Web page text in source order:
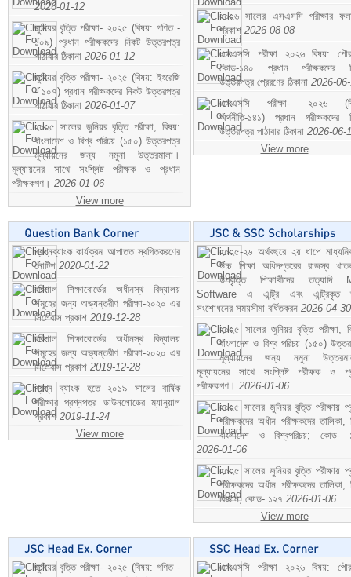
2026-01-12
জুনিয়র বৃত্তি পরীক্ষা- ২০২৫ (বিষয়: গণিত -
১০৯) প্রধান পরীক্ষকদের নিকট উত্তরপত্র
পাঠাবার ঠিকানা 2026-01-12
জুনিয়র বৃত্তি পরীক্ষা- ২০২৫ (বিষয়: ইংরেজি
- ১০৭) প্রধান পরীক্ষকদের নিকট উত্তরপত্র
পাঠাবার ঠিকানা 2026-01-07
২০২৫ সালের জুনিয়র বৃত্তি পরীক্ষা, বিষয়:
বাংলাদেশ ও বিশ্ব পরিচয় (১৫০) উত্তরপত্র
মূল্যায়নের জন্য নমুনা উত্তরমালা।
মূল্যায়নের সাথে সংশ্লিষ্ট পরীক্ষক ও প্রধান
পরীক্ষকগণ। 2026-01-06
View more
২০২৬ সালের এসএসসি পরীক্ষার
প্রকাশ 2026-08-08
এসএসসি পরীক্ষা ২০২৬ বিষয়:
কোড-১৪০ প্রধান পরীক্ষকদের
উত্তরপত্র প্রেরণের ঠিকানা 2026-
এসএসসি পরীক্ষা- ২০২৬
অর্থনীতি-১৪১) প্রধান পরীক্ষকদের
উত্তরপত্র পাঠাবার ঠিকানা 2026-06-
View more
প্রশ্নব্যাংক কার্যক্রম আপাতত স্থগিতকরণের
নোটিশ 2020-01-22
বরিশাল শিক্ষাবোর্ডের অধীনস্থ বিদ্যালয়
সমূহের জন্য অভ্যন্তরীণ পরীক্ষা-২০২০ এর
সিলেবাস প্রকাশ 2019-12-28
বরিশাল শিক্ষাবোর্ডের অধীনস্থ বিদ্যালয়
সমূহের জন্য অভ্যন্তরীণ পরীক্ষা-২০২০ এর
সিলেবাস প্রকাশ 2019-12-28
প্রশ্ন ব্যাংক হতে ২০১৯ সালের বার্ষিক
পরীক্ষার প্রশ্নপত্র ডাউনলোডের ম্যানুয়াল
প্রকাশ 2019-11-24
View more
২০২৫-২৬ অর্থবছরে ২য় ধাপে
উচ্চ শিক্ষা অধিদপ্তরের রাজস্ব
উপবৃত্তি শিক্ষার্থীদের তত্যাদি
Software এ এন্ট্রি এবং এন্ট্রিকৃত
সংশোধনের সময়সীমা বর্ধিতকরন 2026-04-30
২০২৫ সালের জুনিয়র বৃত্তি পরীক্ষা,
বাংলাদেশ ও বিশ্ব পরিচয় (১৫০)
মূল্যায়নের জন্য নমুনা
মূল্যায়নের সাথে সংশ্লিষ্ট পরীক্ষক ও
পরীক্ষকগণ। 2026-01-06
২০২৫ সালের জুনিয়র বৃত্তি পরীক্ষায়
পরীক্ষকদের অধীন পরীক্ষকদের তালিকা,
বাংলাদেশ ও বিশ্বপরিচয়; কোড-
2026-01-06
২০২৫ সালের জুনিয়র বৃত্তি পরীক্ষায়
পরীক্ষকদের অধীন পরীক্ষকদের তালিকা,
বিজ্ঞান; কোড- ১২৭ 2026-01-06
View more
জুনিয়র বৃত্তি পরীক্ষা- ২০২৫ (বিষয়: গণিত -
এসএসসি পরীক্ষা ২০২৬ বিষয়: